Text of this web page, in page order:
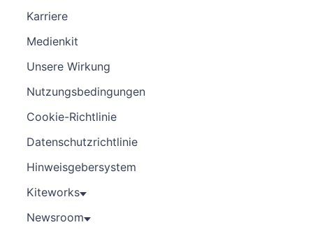
Karriere
Medienkit
Unsere Wirkung
Nutzungsbedingungen
Cookie-Richtlinie
Datenschutzrichtlinie
Hinweisgebersystem
Kiteworks
Newsroom